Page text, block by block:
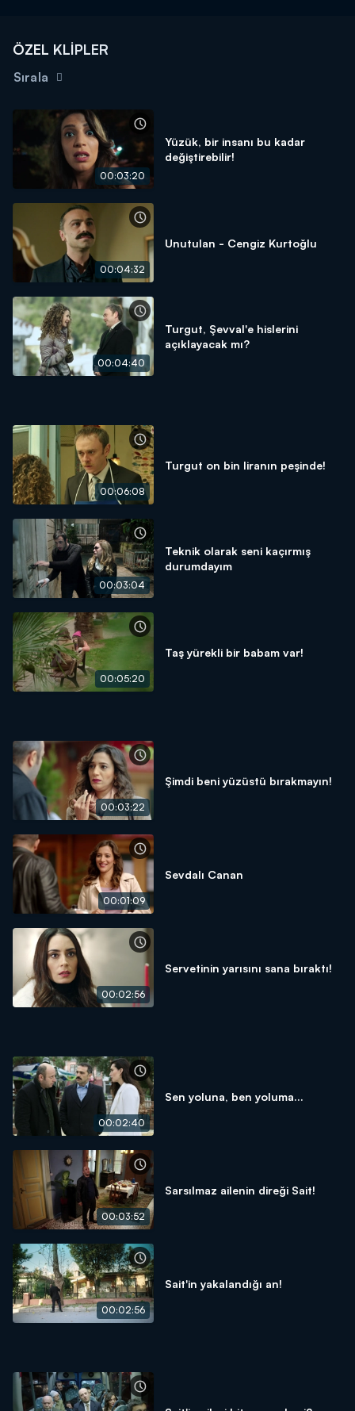
ÖZEL KLİPLER
Sırala
00:03:20
Yüzük, bir insanı bu kadar
değiştirebilir!
00:04:32
Unutulan - Cengiz Kurtoğlu
00:04:40
Turgut, Şevval'e hislerini
açıklayacak mı?
00:06:08
Turgut on bin liranın peşinde!
00:03:04
Teknik olarak seni kaçırmış
durumdayım
00:05:20
Taş yürekli bir babam var!
00:03:22
Şimdi beni yüzüstü bırakmayın!
00:01:09
Sevdalı Canan
00:02:56
Servetinin yarısını sana bıraktı!
00:02:40
Sen yoluna, ben yoluma...
00:03:52
Sarsılmaz ailenin direği Sait!
00:02:56
Sait'in yakalandığı an!